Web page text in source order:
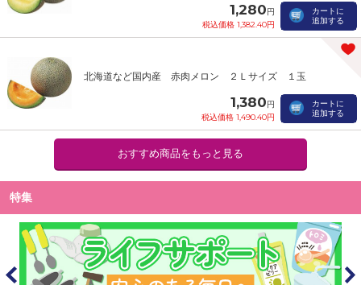
1,280円
税込価格 1,382.40円
カートに
追加する
北海道など国内産 赤肉メロン ２Ｌサイズ １玉
1,380円
税込価格 1,490.40円
カートに
追加する
おすすめ商品をもっと見る
特集